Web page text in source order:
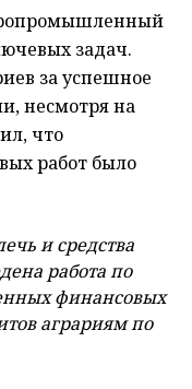
задач.
за успешное
несмотря на
что
работ было
и средства
работа по
финансовых
аграриям по